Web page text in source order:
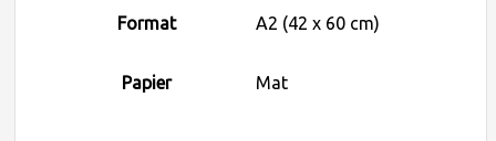
Format A2 (42 x 60 cm)
Papier Mat